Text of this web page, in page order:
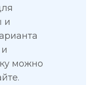
и
можно